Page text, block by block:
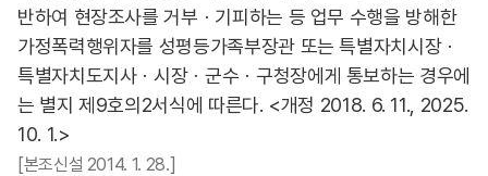
반하여 현장조사를 거부ㆍ기피하는 등 업무 수행을 방해한
가정폭력행위자를 성평등가족부장관 또는 특별자치시장ㆍ
특별자치도지사ㆍ시장ㆍ군수ㆍ구청장에게 통보하는 경우에
는 별지 제9호의2서식에 따른다. <개정 2018. 6. 11., 2025.
10. 1.>
[본조신설 2014. 1. 28.]